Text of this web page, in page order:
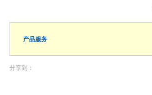
产品服务
分享到：